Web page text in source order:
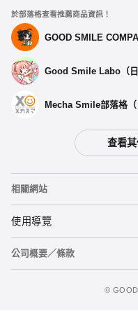
於部落格查看推薦商品資訊！
GOOD SMILE
Good Smile Labo（日
Mecha Smile部落格（
查看
相關網站
黏土人
黏土人臉部製造機（英文）
使用導覽
重要公告
公司概要／條款
©️